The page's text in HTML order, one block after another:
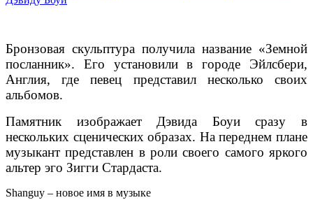
Бронзовая скульптура получила название «Земной
посланник». Его установили в городе Эйлсбери,
Англия, где певец представил несколько своих
альбомов.
Памятник изображает Дэвида Боуи сразу в
нескольких сценических образах. На переднем плане
музыкант представлен в роли своего самого яркого
альтер эго Зигги Стардаста.
Shanguy – новое имя в музыке